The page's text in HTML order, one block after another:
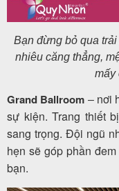
Bạn đừng bỏ qua
nhiêu căng thẳng,
mấy
Grand Ballroom –nơi
sự kiện. Trang thiết
sang trọng. Đội ngũ
hẹn sẽ góp phần
bạn.